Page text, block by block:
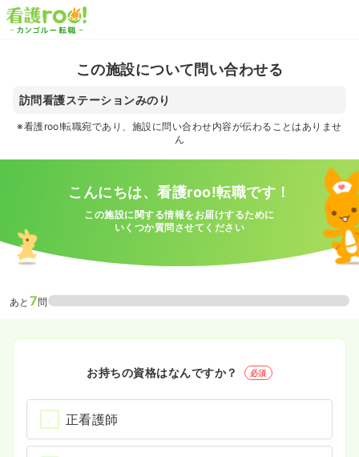
この施設について問い合わせる
訪問看護ステーションみのり
※看護roo!転職宛であり、施設に問い合わせ内容が伝わることはありませ
ん
こんにちは、看護roo!転職です！
この施設に関する情報をお届けするために
いくつか質問させてください
あと 7問
お持ちの資格はなんですか？ 必須
正看護師